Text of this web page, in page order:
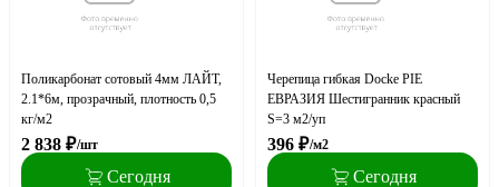
Поликарбонат сотовый 4мм ЛАЙТ,
2.1*6м, прозрачный, плотность 0,5
кг/м2
2 838 ₽/шт
Сегодня
Черепица гибкая Docke PIE
ЕВРАЗИЯ Шестигранник красный
S=3 м2/уп
396 ₽/м2
Сегодня